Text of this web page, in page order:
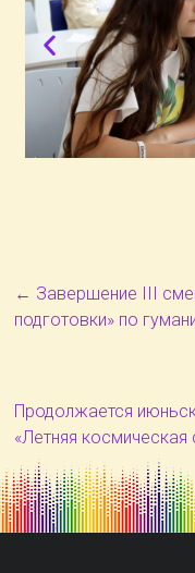
← Завершение III
подготовки» по
Продолжается
«Летняя космическая